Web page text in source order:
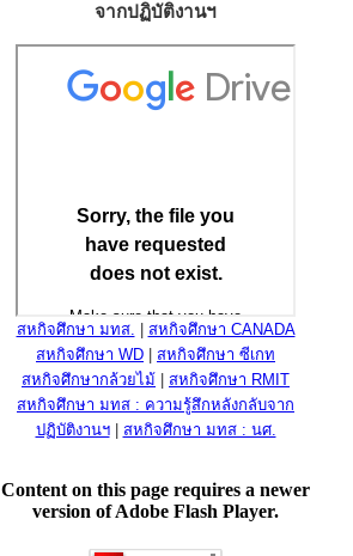
จากปฏิบัติงานฯ
สหกิจศึกษา มทส.
สหกิจศึกษา CANADA
สหกิจศึกษา WD
สหกิจศึกษา ซีเกท
สหกิจศึกษากล้วยไม้
สหกิจศึกษา RMIT
สหกิจศึกษา มทส : ความรู้สึกหลังกลับจาก
ปฏิบัติงานฯ| สหกิจศึกษา มทส : นศ.
Content on this page requires a newer
version of Adobe Flash Player.